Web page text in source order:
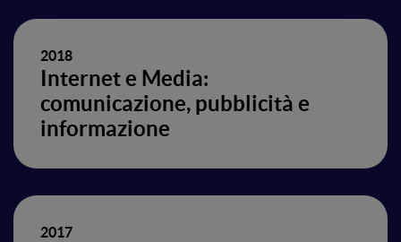
2018
Internet e Media:
comunicazione, pubblicità e
informazione
2017